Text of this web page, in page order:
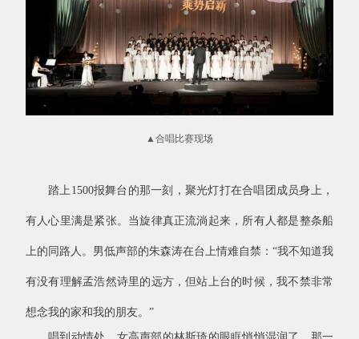
▲合唱比赛现场
踏上 1500报舞台的那一刻，聚光灯打在合唱团成员身上，
有人心里满是紧张。当旋律真正流淌起来，所有人都是整条船
上的同路人。男低声部的朱森涛在台上情难自禁：“我不知道我
有没有理解孟浩然诗里的远方，但站上台的时候，我不禁非常
想念我的家和我的朋友。”